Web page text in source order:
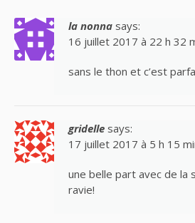
la nonna says:
16 juillet 2017 à 22 h 32
sans le thon et c’est
gridelle says:
17 juillet 2017 à 5 h 15
une belle part avec de la
ravie!